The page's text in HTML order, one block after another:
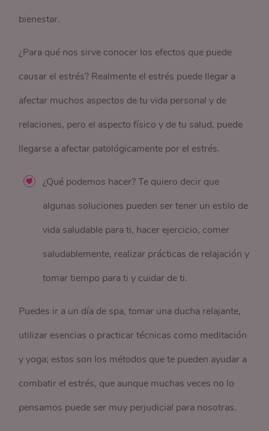
bienestar.
¿Para qué nos sirve conocer los efectos que puede
causar el estrés? Realmente el estrés puede llegar a
afectar muchos aspectos de tu vida personal y de
relaciones, pero el aspecto físico y de tu salud, puede
llegarse a afectar patológicamente por el estrés.
¿Qué podemos hacer? Te quiero decir que
algunas soluciones pueden ser tener un estilo de
vida saludable para ti, hacer ejercicio, comer
saludablemente, realizar prácticas de relajación y
tomar tiempo para ti y cuidar de ti.
Puedes ir a un día de spa, tomar una ducha relajante,
utilizar esencias o practicar técnicas como meditación
y yoga; estos son los métodos que te pueden ayudar a
combatir el estrés, que aunque muchas veces no lo
pensamos puede ser muy perjudicial para nosotras.